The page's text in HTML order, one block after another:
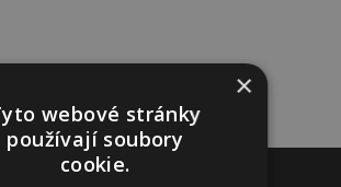
Reklama
×
webové stránky
používají soubory
cookie.